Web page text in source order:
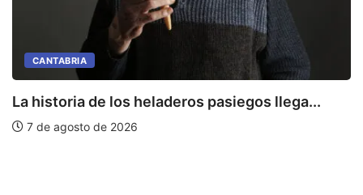
CANTABRIA
La historia de los heladeros pasiegos llega...
7 de agosto de 2026